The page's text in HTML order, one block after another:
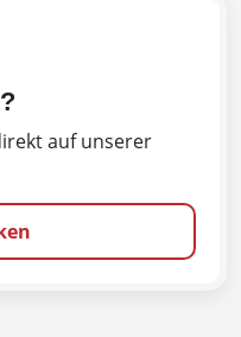
auf unserer